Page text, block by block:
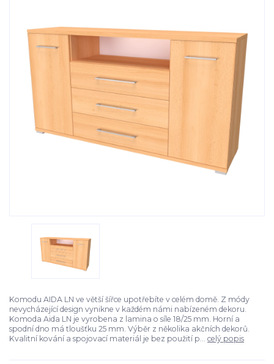
Komodu AIDA LN ve větší šířce upotřebíte v celém domě. Z módy
nevycházející design vynikne v každém námi nabízeném dekoru.
Komoda Aida LN je vyrobena z lamina o síle 18/25 mm. Horní a
spodní dno má tloušťku 25 mm. Výběr z několika akčních dekorů.
Kvalitní kování a spojovací materiál je bez použití p... celý popis